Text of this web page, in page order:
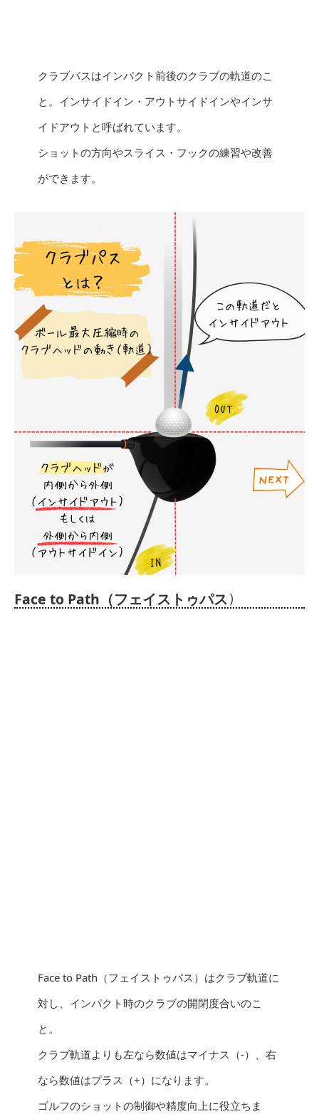
クラブパスはインパクト前後のクラブの軌道のこ
と。インサイドイン・アウトサイドインやインサ
イドアウトと呼ばれています。
ショットの方向やスライス・フックの練習や改善
ができます。
Face to Path（フェイストゥパス）
Face to Path（フェイストゥパス）はクラブ軌道に
対し、インパクト時のクラブの開閉度合いのこ
と。
クラブ軌道よりも左なら数値はマイナス（-）、右
なら数値はプラス（+）になります。
ゴルフのショットの制御や精度向上に役立ちま